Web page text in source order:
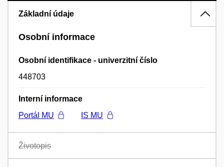
Základní údaje
Osobní informace
Osobní identifikace - univerzitní číslo
448703
Interní informace
Portál MU
IS MU
Životopis